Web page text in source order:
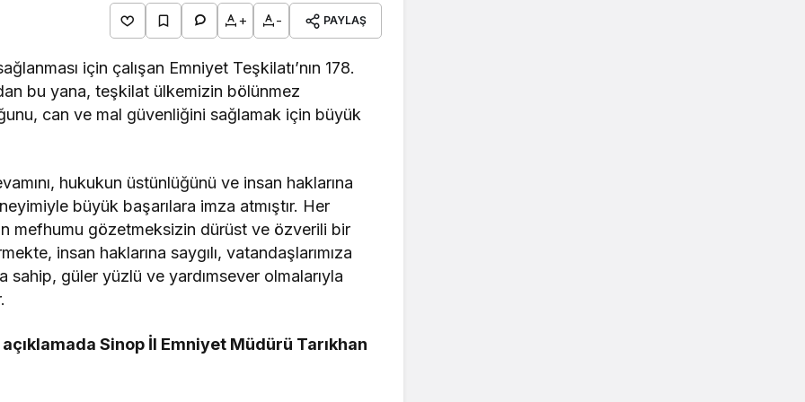
+ - PAYLAŞ
için çalışan Emniyet Teşkilatı’nın 178.
bu yana, teşkilat ülkemizin bölünmez
can ve mal güvenliğini sağlamak için büyük
hukukun üstünlüğünü ve insan haklarına
büyük başarılara imza atmıştır. Her
mefhumu gözetmeksizin dürüst ve özverili bir
insan haklarına saygılı, vatandaşlarımıza
sahip, güler yüzlü ve yardımsever olmalarıyla
Sinop İl Emniyet Müdürü Tarıkhan